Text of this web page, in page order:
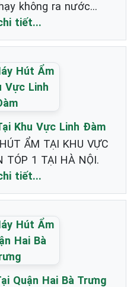
không ra nước...
tiết...
Khu Vực Linh Đàm
ẨM TẠI KHU VỰC
TÓP 1 TẠI HÀ NỘI.
tiết...
Quận Hai Bà Trưng